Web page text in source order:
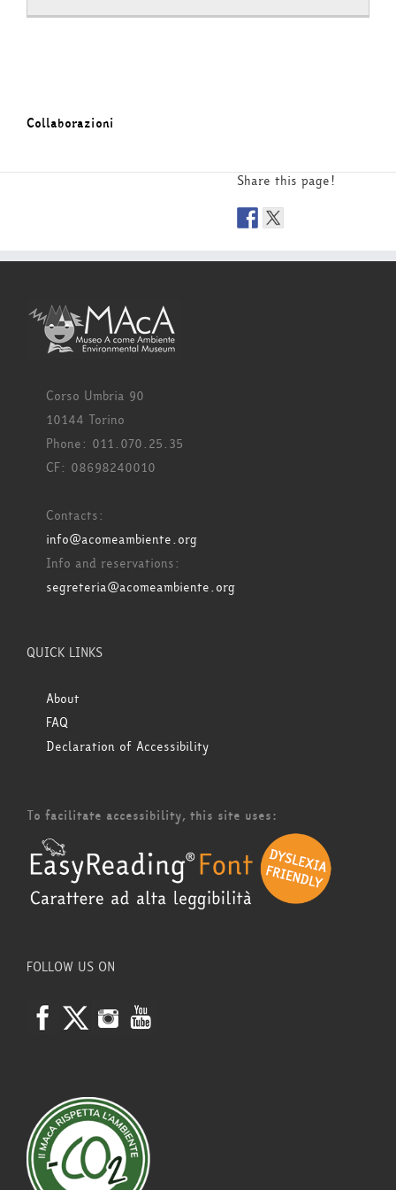
Collaborazioni
Share this page!
Corso Umbria 90
10144 Torino
Phone: 011.070.25.35
CF: 08698240010
Contacts:
info@acomeambiente.org
Info and reservations:
segreteria@acomeambiente.org
QUICK LINKS
About
FAQ
Declaration of Accessibility
To facilitate accessibility, this site uses:
FOLLOW US ON